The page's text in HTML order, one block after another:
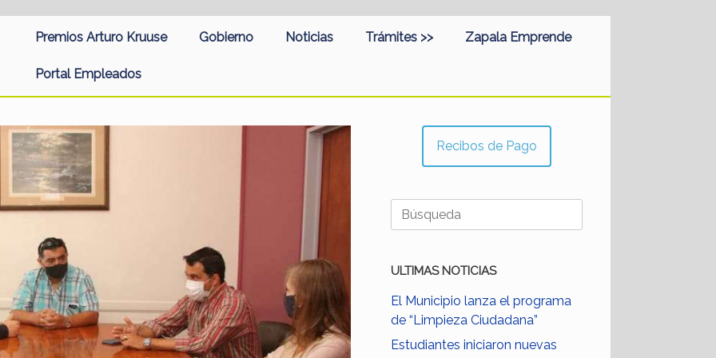
Premios Arturo Kruuse Gobierno Noticias Trámites >> Zapala Emprende
Portal Empleados
Recibos de Pago
Buscar:
ULTIMAS NOTICIAS
El Municipio lanza el programa
de “Limpieza Ciudadana”
Estudiantes iniciaron nuevas